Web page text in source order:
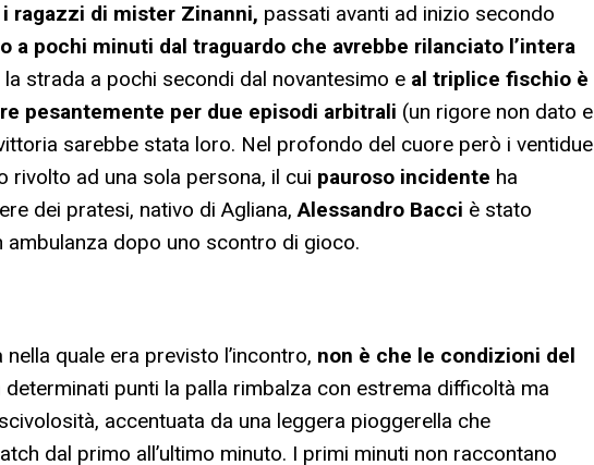
i ragazzi di mister Zinanni, passati avanti ad inizio secondo
a pochi minuti dal traguardo che avrebbe rilanciato l’intera
strada a pochi secondi dal novantesimo e al triplice fischio è
pesantemente per due episodi arbitrali (un rigore non dato e
sarebbe stata loro. Nel profondo del cuore però i ventidue
rivolto ad una sola persona, il cui pauroso incidente ha
dei pratesi, nativo di Agliana,Alessandro Bacci è stato
dopo uno scontro di gioco.
quale era previsto l’incontro, non è che le condizioni del
determinati punti la palla rimbalza con estrema difficoltà ma
accentuata da una leggera pioggerella che
dal primo all’ultimo minuto. I primi minuti non raccontano